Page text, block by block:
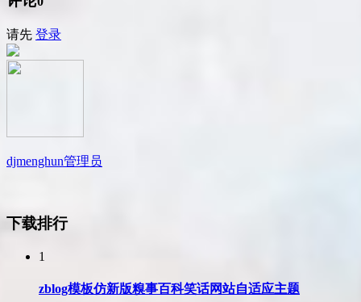
请先 登录
djmenghun管理员
下载排行
1
zblog模板仿新版糗事百科笑话网站自适应主题